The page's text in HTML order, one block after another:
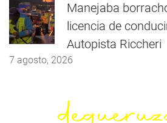
Manejaba
licencia de
Autopista Riccheri
7 agosto, 2026